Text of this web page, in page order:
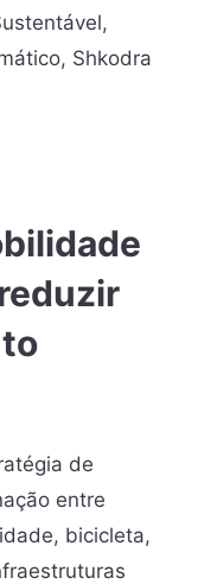
,
, Shkodra
de
entre
bicicleta,